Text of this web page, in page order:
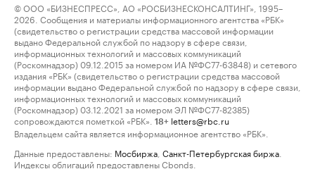
© ООО «БИЗНЕСПРЕСС», АО «РОСБИЗНЕСКОНСАЛТИНГ», 1995–
2026. Сообщения и материалы информационного агентства «РБК»
(свидетельство о регистрации средства массовой информации
выдано Федеральной службой по надзору в сфере связи,
информационных технологий и массовых коммуникаций
(Роскомнадзор) 09.12.2015 за номером ИА №ФС77-63848) и сетевого
издания «РБК» (свидетельство о регистрации средства массовой
информации выдано Федеральной службой по надзору в сфере связи,
информационных технологий и массовых коммуникаций
(Роскомнадзор) 03.12.2021 за номером ЭЛ №ФС77-82385)
сопровождаются пометкой «РБК».
18+ letters@rbc.ru
Владельцем сайта является информационное агентство «РБК».
Данные предоставлены: Мосбиржа Санкт-Петербургская биржа
Индексы облигаций предоставлены Cbonds.